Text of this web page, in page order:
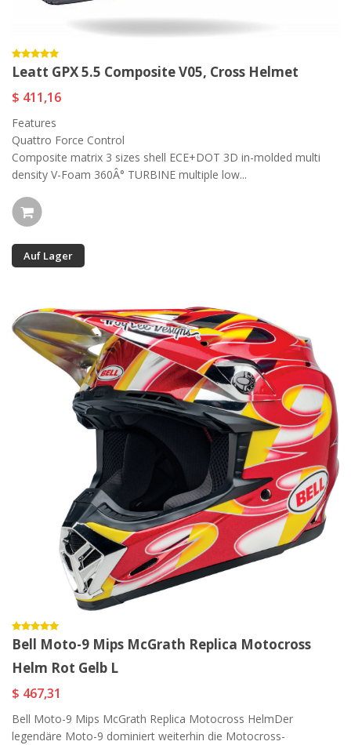
Leatt GPX 5.5 Composite V05, Cross Helmet
$ 411,16
Features
Quattro Force Control
Composite matrix 3 sizes shell ECE+DOT 3D in-molded multi
density V-Foam 360Â° TURBINE multiple low...
Auf Lager
Bell Moto-9 Mips McGrath Replica Motocross
Helm Rot Gelb L
$ 467,31
Bell Moto-9 Mips McGrath Replica Motocross HelmDer
legendäre Moto-9 dominiert weiterhin die Motocross-